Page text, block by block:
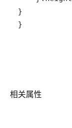
}
相关属性